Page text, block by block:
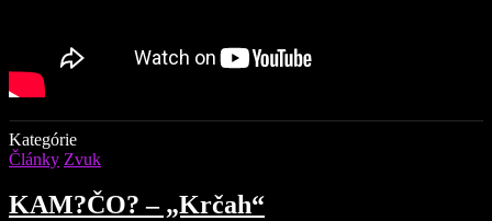
Kategórie
Články Zvuk
KAM?ČO? – „Krčah“